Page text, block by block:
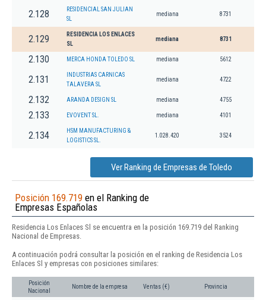
2.128
RESIDENCIAL SAN JULIAN
SL
mediana 8731
2.129
RESIDENCIA LOS ENLACES
SL
mediana 8731
2.130 MERCA HONDA TOLEDO SL mediana 5612
2.131
INDUSTRIAS CARNICAS
TALAVERA SL
mediana 4722
2.132 ARANDA DESIGN SL mediana 4755
2.133 EVOVENT SL. mediana 4101
2.134
HSM MANUFACTURING &
LOGISTICS SL.
1.028.420 3524
Ver Ranking de Empresas de Toledo
Posición 169.719 en el Ranking de
Empresas Españolas
Residencia Los Enlaces Sl se encuentra en la posición 169.719 del Ranking
Nacional de Empresas.
A continuación podrá consultar la posición en el ranking de Residencia Los
Enlaces Sl y empresas con posiciones similares:
Posición
Nacional
Nombre de la empresa Ventas (€) Provincia